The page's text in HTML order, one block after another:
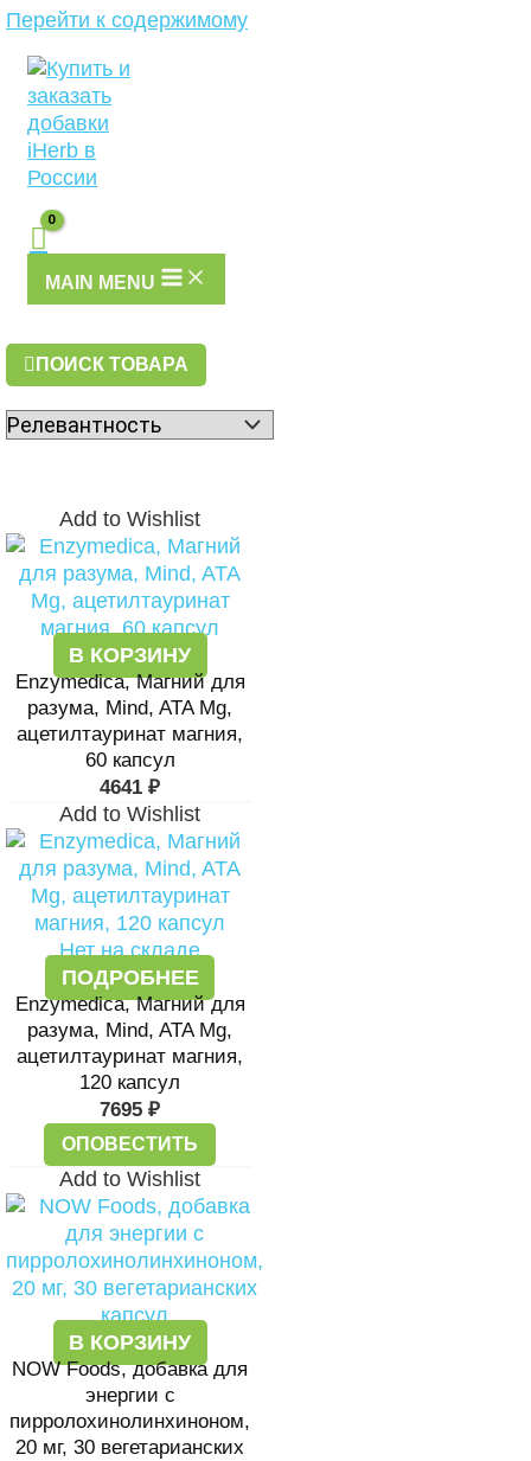
Перейти к содержимому
MAIN MENU
ПОИСК ТОВАРА
Add to Wishlist
В КОРЗИНУ
Enzymedica, Магний для
разума, Mind, ATA Mg,
ацетилтауринат магния,
60 капсул
4641 ₽
Add to Wishlist
Нет на складе
ПОДРОБНЕЕ
Enzymedica, Магний для
разума, Mind, ATA Mg,
ацетилтауринат магния,
120 капсул
7695 ₽
ОПОВЕСТИТЬ
Add to Wishlist
В КОРЗИНУ
NOW Foods, добавка для
энергии с
пирролохинолинхиноном,
20 мг, 30 вегетарианских